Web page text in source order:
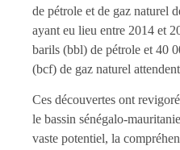
de pétrole et de gaz naturel
ayant eu lieu entre 2014 et
barils (bbl) de pétrole et 40
(bcf) de gaz naturel
Ces découvertes ont
le bassin sénégalo-
vaste potentiel, la